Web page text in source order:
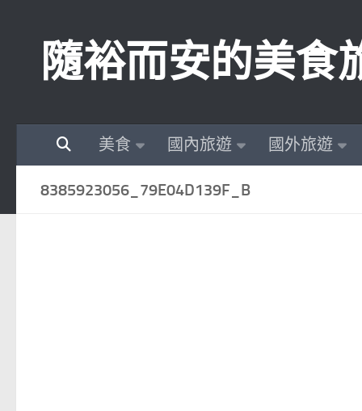
隨裕而安的美食
美食 國內旅遊 國外旅遊
8385923056_79E04D139F_B